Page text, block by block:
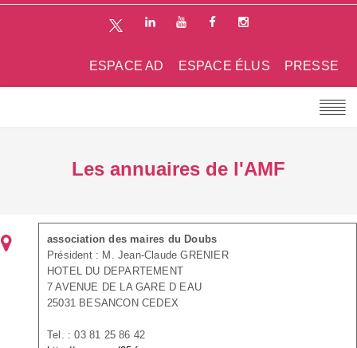
PRESSE
ESPACE ÉLUS
ESPACE AD
Les annuaires de l'AMF
association des maires du Doubs
Président : M. Jean-Claude GRENIER
HOTEL DU DEPARTEMENT
7 AVENUE DE LA GARE D EAU
25031 BESANCON CEDEX
Tel. : 03 81 25 86 42